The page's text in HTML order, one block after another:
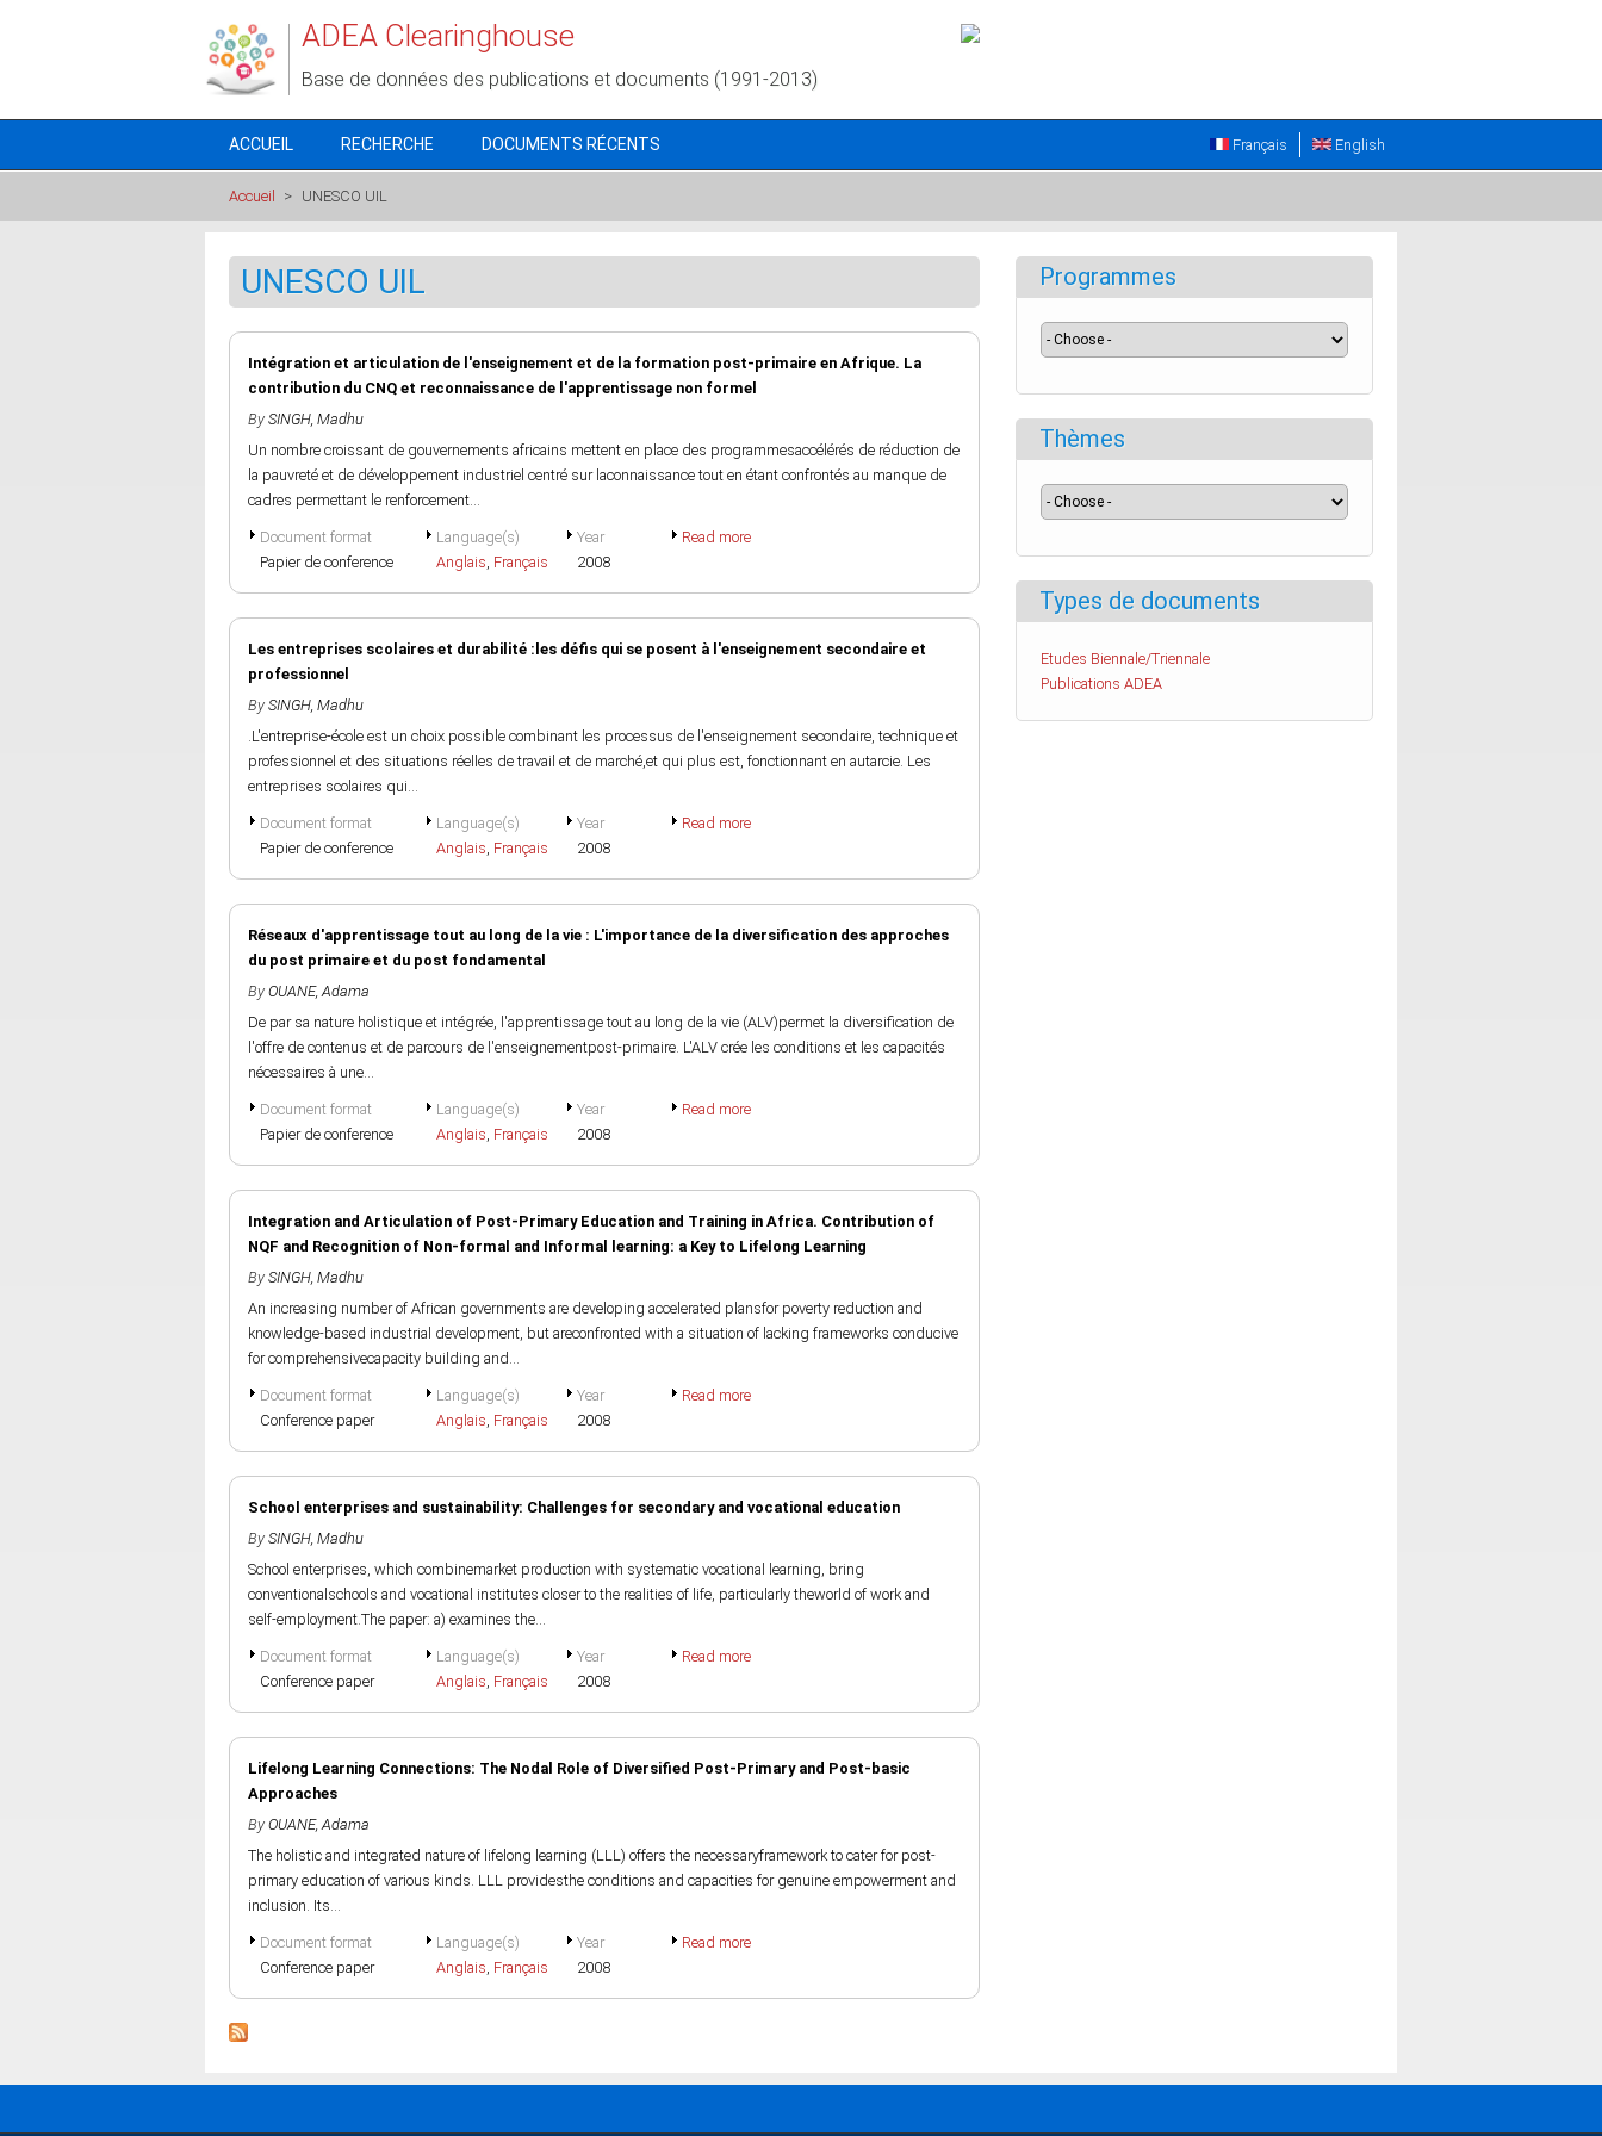
ADEA Clearinghouse
Base de données des publications et documents (1991-2013)
ACCUEIL RECHERCHE DOCUMENTS RÉCENTS English
Français
Accueil > UNESCO UIL
UNESCO UIL
Intégration et articulation de l'enseignement et de la formation post-primaire en Afrique. La
contribution du CNQ et reconnaissance de l'apprentissage non formel
By SINGH, Madhu
Un nombre croissant de gouvernements africains mettent en place des programmesaccélérés de réduction de
la pauvreté et de développement industriel centré sur laconnaissance tout en étant confrontés au manque de
cadres permettant le renforcement...
Document format
Papier de conference
Language(s)
Anglais, Français
Year
2008
Read more
Les entreprises scolaires et durabilité :les défis qui se posent à l'enseignement secondaire et
professionnel
By SINGH, Madhu
.L'entreprise-école est un choix possible combinant les processus de l'enseignement secondaire, technique et
professionnel et des situations réelles de travail et de marché,et qui plus est, fonctionnant en autarcie. Les
entreprises scolaires qui...
Document format
Papier de conference
Language(s)
Anglais, Français
Year
2008
Read more
Réseaux d'apprentissage tout au long de la vie : L'importance de la diversification des approches
du post primaire et du post fondamental
By OUANE, Adama
De par sa nature holistique et intégrée, l'apprentissage tout au long de la vie (ALV)permet la diversification de
l'offre de contenus et de parcours de l'enseignementpost-primaire. L'ALV crée les conditions et les capacités
nécessaires à une...
Document format
Papier de conference
Language(s)
Anglais, Français
Year
2008
Read more
Integration and Articulation of Post-Primary Education and Training in Africa. Contribution of
NQF and Recognition of Non-formal and Informal learning: a Key to Lifelong Learning
By SINGH, Madhu
An increasing number of African governments are developing accelerated plansfor poverty reduction and
knowledge-based industrial development, but areconfronted with a situation of lacking frameworks conducive
for comprehensivecapacity building and...
Document format
Conference paper
Language(s)
Anglais, Français
Year
2008
Read more
School enterprises and sustainability: Challenges for secondary and vocational education
By SINGH, Madhu
School enterprises, which combinemarket production with systematic vocational learning, bring
conventionalschools and vocational institutes closer to the realities of life, particularly theworld of work and
self-employment.The paper: a) examines the...
Document format
Conference paper
Language(s)
Anglais, Français
Year
2008
Read more
Lifelong Learning Connections: The Nodal Role of Diversified Post-Primary and Post-basic
Approaches
By OUANE, Adama
The holistic and integrated nature of lifelong learning (LLL) offers the necessaryframework to cater for post-
primary education of various kinds. LLL providesthe conditions and capacities for genuine empowerment and
inclusion. Its...
Document format
Conference paper
Language(s)
Anglais, Français
Year
2008
Read more
Programmes
Thèmes
Types de documents
Etudes Biennale/Triennale
Publications ADEA